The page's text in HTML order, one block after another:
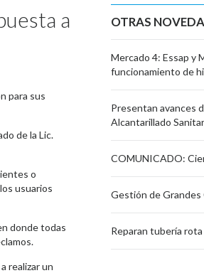
a
para sus
de la Lic.
o
usuarios
donde todas
realizar un
OTRAS
Mercado 4: Essap y
funcionamiento de
Presentan avances
Alcantarillado
COMUNICADO:
Gestión de Grandes
Reparan tubería